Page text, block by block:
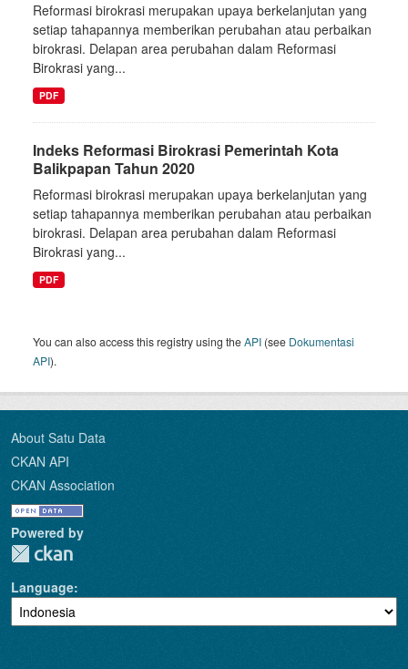
Reformasi birokrasi merupakan upaya berkelanjutan yang
setiap tahapannya memberikan perubahan atau perbaikan
birokrasi. Delapan area perubahan dalam Reformasi
Birokrasi yang...
PDF
Indeks Reformasi Birokrasi Pemerintah Kota
Balikpapan Tahun 2020
Reformasi birokrasi merupakan upaya berkelanjutan yang
setiap tahapannya memberikan perubahan atau perbaikan
birokrasi. Delapan area perubahan dalam Reformasi
Birokrasi yang...
PDF
You can also access this registry using theAPI (see Dokumentasi
API).
About Satu Data
CKAN API
CKAN Association
Powered by
Language